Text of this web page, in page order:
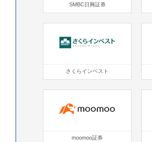
SMBC日興証券
さくらインベスト
moomoo証券